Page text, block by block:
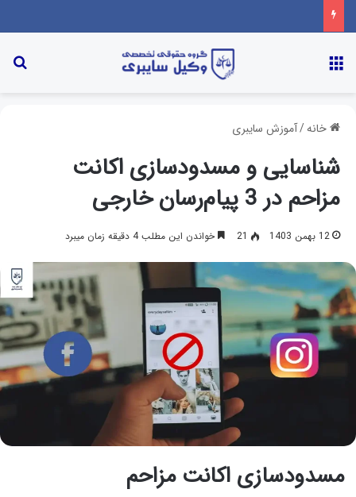
خانه/آموزش سایبری
شناسایی و مسدودسازی اکانت
مزاحم در 3 پیام‌رسان خارجی
12 بهمن 1403 21 خواندن این مطلب 4 دقیقه زمان میبرد
مسدودسازی اکانت مزاحم